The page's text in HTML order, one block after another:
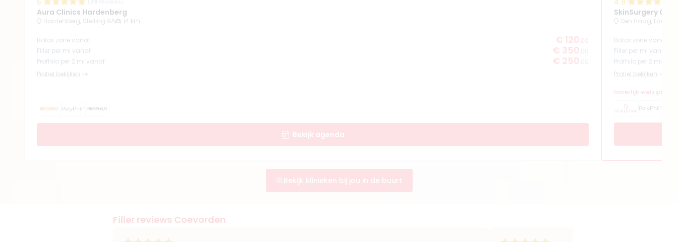
5
Aura Clinics Hardenberg
Hardenberg, Stelling 8A 14 km
Botox zone vanaf € 120 ,00
Filler per ml vanaf
€ 350 ,00
Profhilo per 2 ml vanaf
€ 250 ,00
Profiel bekijken
Bekijk agenda
4.8
SkinSurgery
Den Haag, Laan
Botox zone vanaf
Filler per ml vanaf
Profhilo per 2 ml
Profiel bekijken
Innerlijk welzijn en
Bekijk klinieken bij jou in de buurt
Filler reviews Coevorden